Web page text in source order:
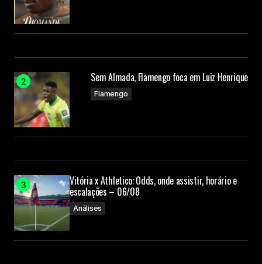
Sem Almada, Flamengo foca em Luiz Henrique
Flamengo
Vitória x Athletico: Odds, onde assistir, horário e
escalações – 06/08
Análises